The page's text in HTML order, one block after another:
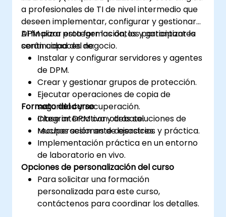
a profesionales de TI de nivel intermedio que
deseen implementar, configurar y gestionar
DPM para proteger los datos y garantizar la
continuidad del negocio.
Al finalizar esta formación, los participantes
serán capaces de:
Instalar y configurar servidores y agentes
de DPM.
Crear y gestionar grupos de protección.
Ejecutar operaciones de copia de
seguridad y recuperación.
Integrar DPM con otras soluciones de
recuperación ante desastres.
Formato del curso
Clase interactiva y debate.
Muchas sesiones de ejercicios y práctica.
Implementación práctica en un entorno
de laboratorio en vivo.
Opciones de personalización del curso
Para solicitar una formación
personalizada para este curso,
contáctenos para coordinar los detalles.